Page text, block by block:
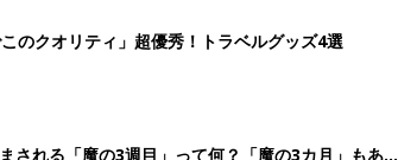
のクオリティ」超優秀！トラベルグッズ4選
される「魔の3週目」って何？「魔の3カ月」もある